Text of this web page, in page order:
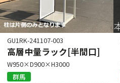
GU1RK-241107-003
高層中量ラック[半間口]
W950×D900×H3000
群馬